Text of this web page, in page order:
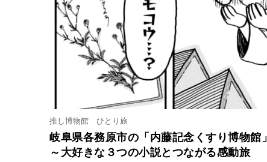
推し博物館 ひとり旅
岐阜県各務原市の「内藤記念くすり博物館」
～大好きな３つの小説とつながる感動旅